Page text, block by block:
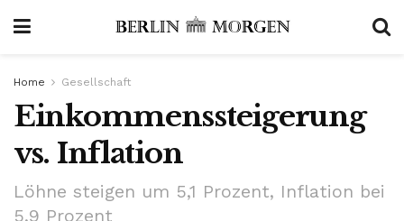
Home Gesellschaft
Einkommenssteigerung
vs. Inflation
Löhne steigen um 5,1 Prozent, Inflation bei
5,9 Prozent